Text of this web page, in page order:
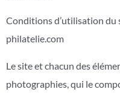
Conditions d’utilisation
philatelie.com
Le site et chacun des
photographies, qui le